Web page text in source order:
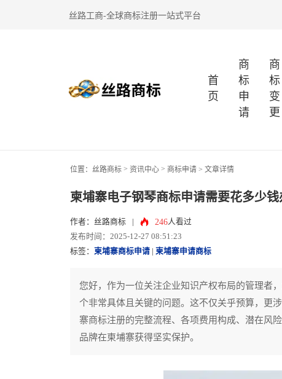
丝路工商-全球商标注册一站式平台
首
页
商
标
申
请
商
标
变
更
位置： 丝路商标 > 资讯中心 > 商标申请 > 文章详情
柬埔寨电子钢琴商标申请需要花多少钱
作者：丝路商标 246人看过
发布时间：2025-12-27 08:51:23
标签： 柬埔寨商标申请 柬埔寨申请商标
您好，作为一位关注企业知识产权布局的管理者
个非常具体且关键的问题。这不仅关乎预算，更
寨商标注册的完整流程、各项费用构成、潜在风
品牌在柬埔寨获得坚实保护。